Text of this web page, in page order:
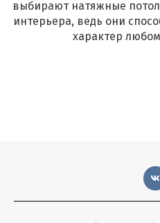
выбирают натяжные
интерьера, ведь они
характер